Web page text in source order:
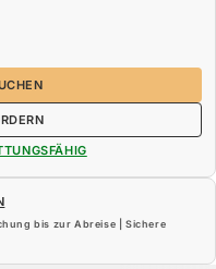
bis zur Abreise | Sichere